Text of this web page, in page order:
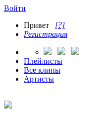
Войти
Привет [?]
Регистрация
Плейлисты
Все клипы
Артисты